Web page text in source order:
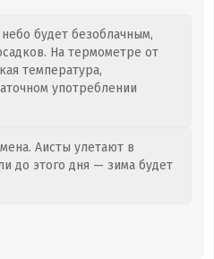
будет безоблачным,
На термометре от
температура,
употреблении
Аисты улетают в
до этого дня — зима будет